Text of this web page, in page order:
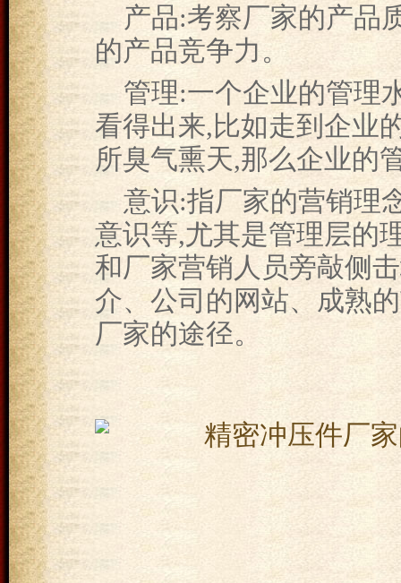
产品:考察厂家的产品
的产品竞争力。
管理:一个企业的管理
看得出来,比如走到企业
所臭气熏天,那么企业的
意识:指厂家的营销理
意识等,尤其是管理层的
和厂家营销人员旁敲侧
介、公司的网站、成熟
厂家的途径。